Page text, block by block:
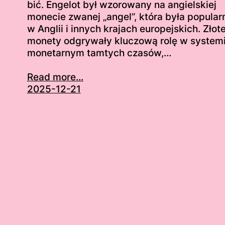
bić. Engelot był wzorowany na angielskiej
monecie zwanej „angel”, która była
w Anglii i innych krajach europejskich.
monety odgrywały kluczową rolę w
monetarnym tamtych czasów,…
Read more...
2025-12-21